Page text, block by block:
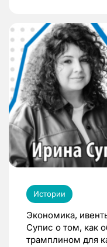
Истории
Экономика,
Супис о том, как
трамплином для